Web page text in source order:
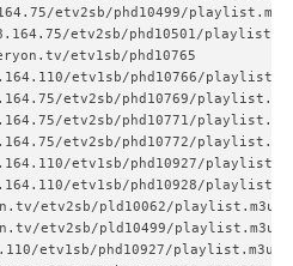
etv2sb/phd10499/
etv2sb/phd10501/
etv1sb/phd10765
etv1sb/phd10766/
etv2sb/phd10769/
etv2sb/phd10771/
etv2sb/phd10772/
etv1sb/phd10927/
etv1sb/phd10928/
etv2sb/pld10062/playlist.m3u8
etv2sb/pld10499/playlist.m3u8
etv1sb/phd10927/